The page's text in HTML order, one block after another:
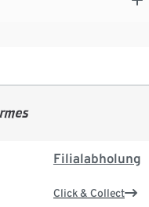
Filialabholung
Click & Collect